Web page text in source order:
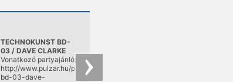
TECHNOKUNST BD-
03 / DAVE CLARKE
Vonatkozó partyajánló:
http://www.pulzar.hu/partyajanlok/2013/12/14/technokunst-
bd-03-dave-